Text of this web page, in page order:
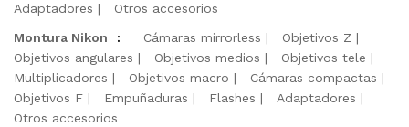
Adaptadores
Otros accesorios
Montura Nikon
: Cámaras mirrorless
Objetivos Z
Objetivos angulares
Objetivos medios
Objetivos tele
Multiplicadores
Objetivos macro
Cámaras compactas
Objetivos F
Empuñaduras Flashes
Adaptadores
Otros accesorios